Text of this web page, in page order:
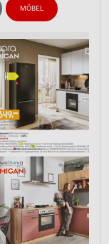
MÖBEL